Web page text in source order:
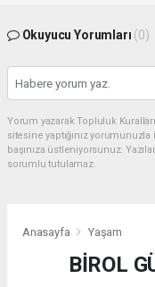
Okuyucu Yorumları (0)
Yorum yazarak Topluluk
sitesine yaptığınız
başınıza üstleniyorsunuz.
sorumlu tutulamaz.
Anasayfa Yaşam
BİROL